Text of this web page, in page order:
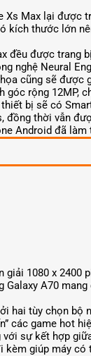
Xs Max lại
kích thước lớn
được trang
nghệ Neural
cũng sẽ
rộng
bị sẽ có
thời vẫn
Android đã làm
1080 x
Galaxy A70
hai tùy chọn
các game hot
sự kết hợp
giúp máy